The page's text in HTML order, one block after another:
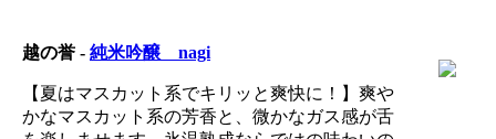
越の誉 - 純米吟醸 nagi
【夏はマスカット系でキリッと爽快に！】爽や
かなマスカット系の芳香と、微かなガス感が舌